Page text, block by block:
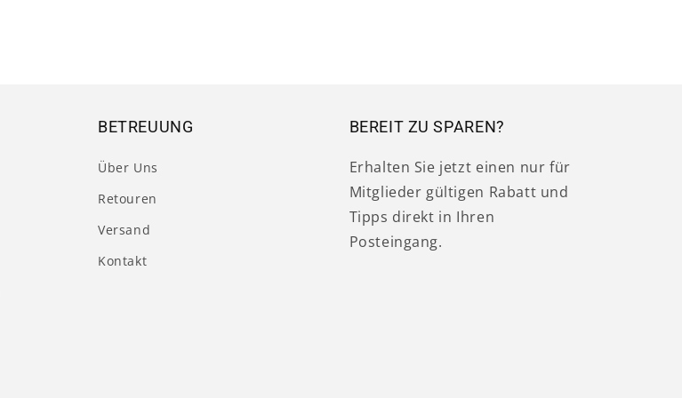
BETREUUNG
Über Uns
Retouren
Versand
Kontakt
BEREIT ZU SPAREN?
Erhalten Sie jetzt einen nur für
Mitglieder gültigen Rabatt und
Tipps direkt in Ihren
Posteingang.